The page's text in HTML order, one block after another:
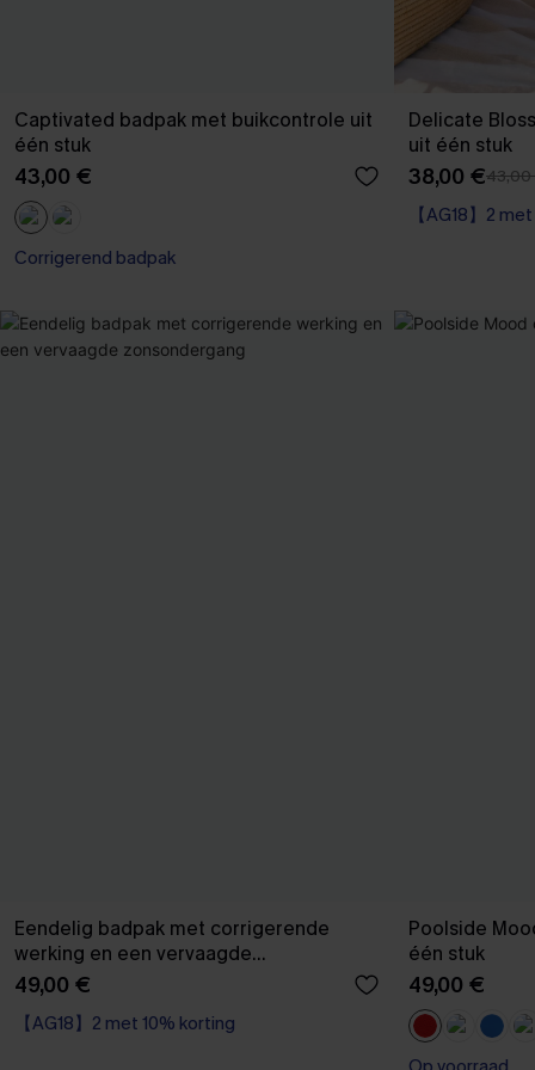
Captivated badpak met buikcontrole uit
één stuk
43,00 €
Corrigerend badpak
Delicate
uit één stuk
38,00 €
【AG18】2
Corrigerend
Eendelig badpak met corrigerende
werking en een vervaagde
zonsondergang
49,00 €
【AG18】2 met 10% korting
Corrigerend badpak
Poolside
één stuk
49,00 €